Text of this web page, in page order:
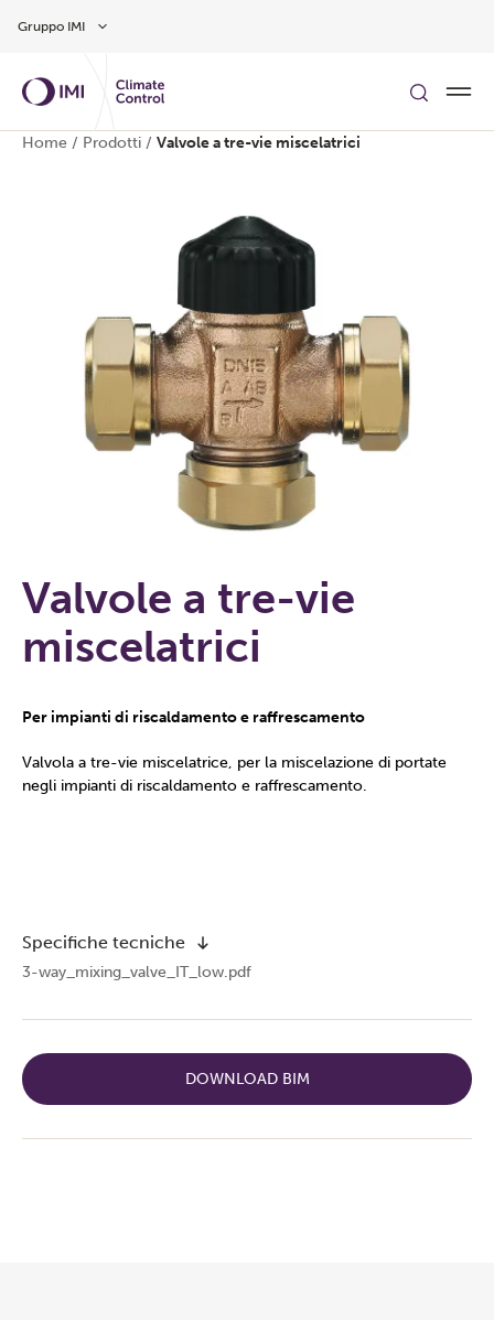
Gruppo IMI
Home / Prodotti / Valvole a tre-vie miscelatrici
Valvole a tre-vie
miscelatrici
Per impianti di riscaldamento e raffrescamento
Valvola a tre-vie miscelatrice, per la miscelazione di portate
negli impianti di riscaldamento e raffrescamento.
Specifiche tecniche
3-way_mixing_valve_IT_low.pdf
DOWNLOAD BIM